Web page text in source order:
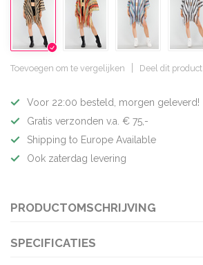
Toevoegen om te vergelijken Deel dit product
Voor 22:00 besteld, morgen geleverd!
Gratis verzonden v.a. € 75,-
Shipping to Europe Available
Ook zaterdag levering
PRODUCTOMSCHRIJVING
SPECIFICATIES